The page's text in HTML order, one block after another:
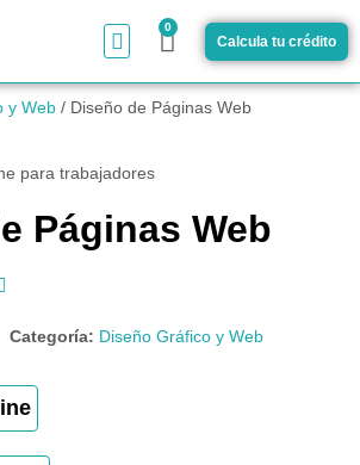
0
Calcula tu crédito
y Web / Diseño de Páginas Web
Páginas Web
Categoría: Diseño Gráfico y Web